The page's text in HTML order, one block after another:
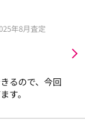
年8月査定
るので、今回
す。